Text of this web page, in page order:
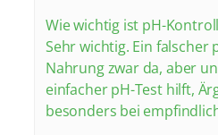
Wie wichtig ist pH-
Sehr wichtig. Ein falscher
Nahrung zwar da, aber
einfacher pH-Test hilft,
besonders bei